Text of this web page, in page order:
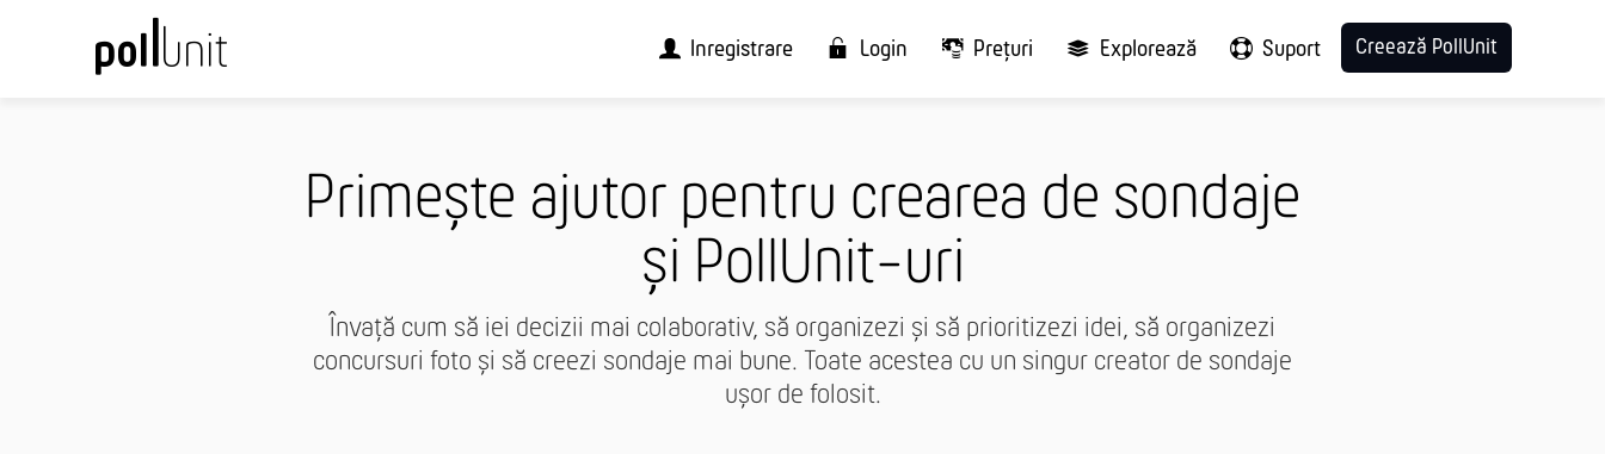
Înregistrare Login Prețuri Explorează Suport Creează PollUnit
Primește ajutor pentru crearea de sondaje
și PollUnit-uri
Învață cum să iei decizii mai colaborativ, să organizezi și să prioritizezi idei, să organizezi
concursuri foto și să creezi sondaje mai bune. Toate acestea cu un singur creator de sondaje
ușor de folosit.